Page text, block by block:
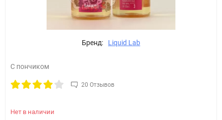
Бренд: Liquid Lab
С пончиком
20 Отзывов
Нет в наличии